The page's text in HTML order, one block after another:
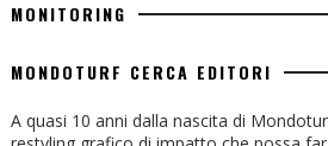
MONITORING
MONDOTURF CERCA EDITORI
A quasi 10 anni dalla nascita di